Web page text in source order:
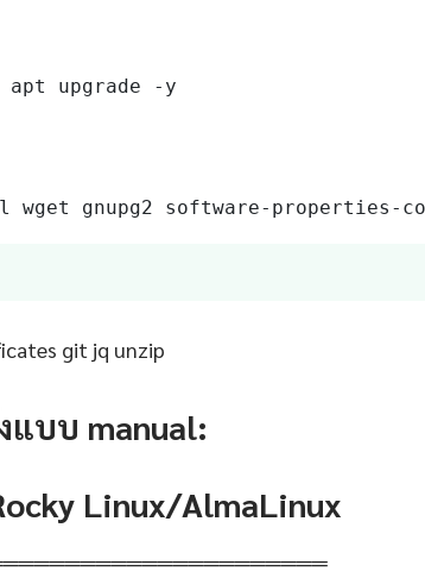
apt upgrade -y
gnupg2 software-properties-
git jq unzip
แบบ manual:
Linux/AlmaLinux